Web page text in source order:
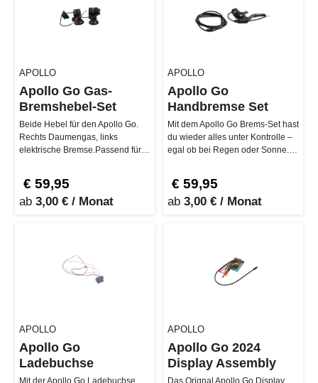
APOLLO
Apollo Go Gas-
Bremshebel-Set
Beide Hebel für den Apollo Go.
Rechts Daumengas, links
elektrische Bremse.Passend für
€ 59,95
ab 3,00 € / Monat
APOLLO
Apollo Go
Handbremse Set
Mit dem Apollo Go Brems-Set hast
du wieder alles unter Kontrolle –
egal ob bei Regen oder Sonne.
€ 59,95
ab 3,00 € / Monat
APOLLO
Apollo Go
Ladebuchse
APOLLO
Apollo Go 2024
Display Assembly